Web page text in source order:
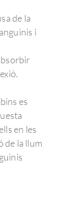
de la
i
es
en les
de la llum